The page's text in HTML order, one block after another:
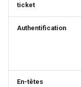
ticket
Authentification
En-têtes